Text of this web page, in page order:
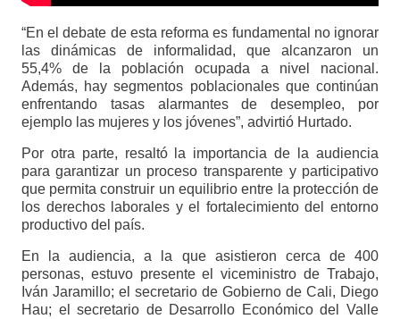
“En el debate de esta reforma es fundamental no ignorar
las dinámicas de informalidad, que alcanzaron un
55,4% de la población ocupada a nivel nacional.
Además, hay segmentos poblacionales que continúan
enfrentando tasas alarmantes de desempleo, por
ejemplo las mujeres y los jóvenes”, advirtió Hurtado.
Por otra parte, resaltó la importancia de la audiencia
para garantizar un proceso transparente y participativo
que permita construir un equilibrio entre la protección de
los derechos laborales y el fortalecimiento del entorno
productivo del país.
En la audiencia, a la que asistieron cerca de 400
personas, estuvo presente el viceministro de Trabajo,
Iván Jaramillo; el secretario de Gobierno de Cali, Diego
Hau; el secretario de Desarrollo Económico del Valle